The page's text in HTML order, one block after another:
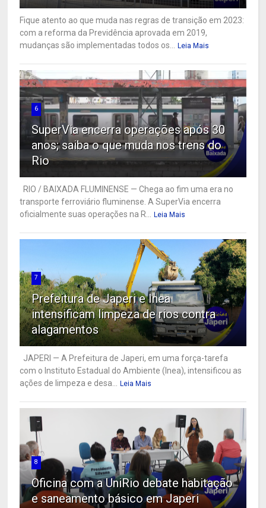
Fique atento ao que muda nas regras de transição em 2023:
com a reforma da Previdência aprovada em 2019,
mudanças são implementadas todos os...
Leia Mais
6
SuperVia encerra operações após 30
anos; saiba o que muda nos trens do
Rio
RIO / BAIXADA FLUMINENSE — Chega ao fim uma era no
transporte ferroviário fluminense. A SuperVia encerra
oficialmente suas operações na R...
Leia Mais
7
Prefeitura de Japeri e Inea
intensificam limpeza de rios contra
alagamentos
JAPERI — A Prefeitura de Japeri, em uma força-tarefa
com o Instituto Estadual do Ambiente (Inea), intensificou as
ações de limpeza e desa...
Leia Mais
8
Oficina com a UniRio debate habitação
e saneamento básico em Japeri